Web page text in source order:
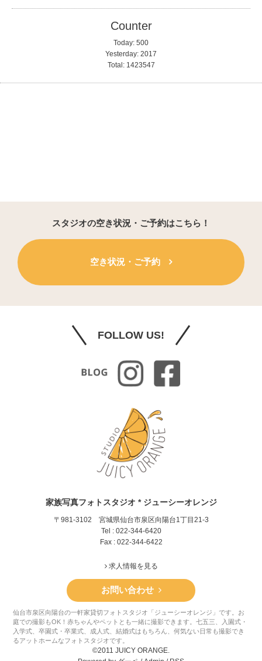
Counter
Today: 500
Yesterday: 2017
Total: 1423547
スタジオの空き状況・ご予約はこちら！
空き状況・ご予約
FOLLOW US!
家族写真フォトスタジオ * ジューシーオレンジ
〒981-3102 宮城県仙台市泉区向陽台1丁目21-3
Tel : 022-344-6420
Fax : 022-344-6422
求人情報を見る
お問い合わせ
仙台市泉区向陽台の一軒家貸切フォトスタジオ「ジューシーオレンジ」です。お
庭での撮影もOK！赤ちゃんやペットとも一緒に撮影できます。七五三、入園式・
入学式、卒園式・卒業式、成人式、結婚式はもちろん、何気ない日常も撮影でき
るアットホームなフォトスタジオです。
©2011 JUICY ORANGE.